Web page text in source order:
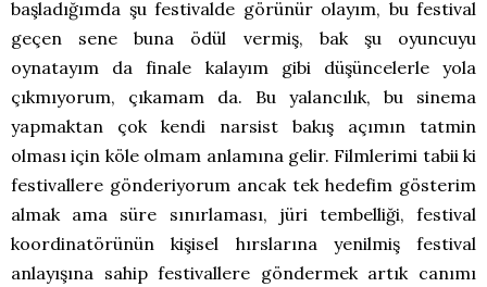
başladığımda şu festivalde görünür olayım, bu festival
geçen sene buna ödül vermiş, bak şu oyuncuyu
oynatayım da finale kalayım gibi düşüncelerle yola
çıkmıyorum, çıkamam da. Bu yalancılık, bu sinema
yapmaktan çok kendi narsist bakış açımın tatmin
olması için köle olmam anlamına gelir. Filmlerimi tabii ki
festivallere gönderiyorum ancak tek hedefim gösterim
almak ama süre sınırlaması, jüri tembelliği, festival
koordinatörünün kişisel hırslarına yenilmiş festival
anlayışına sahip festivallere göndermek artık canımı